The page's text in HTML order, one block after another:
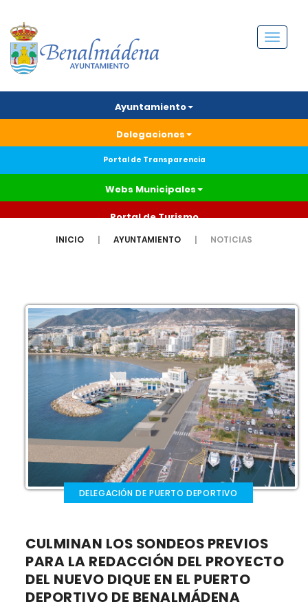
Menú
Ayuntamiento
Delegaciones
Portal de Transparencia
Webs Municipales
Portal de Turismo
INICIO AYUNTAMIENTO NOTICIAS
DELEGACIÓN DE PUERTO DEPORTIVO
CULMINAN LOS SONDEOS PREVIOS
PARA LA REDACCIÓN DEL PROYECTO
DEL NUEVO DIQUE EN EL PUERTO
DEPORTIVO DE BENALMÁDENA